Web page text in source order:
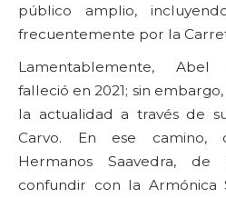
público amplio,
frecuentemente por la
Lamentablemente, Abel
falleció en 2021; sin
la actualidad a través de
Carvo. En ese camino,
Hermanos Saavedra, de
confundir con la Armónica